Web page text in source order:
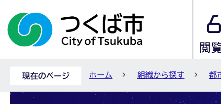
現在のページ ホーム 組織から探す 都